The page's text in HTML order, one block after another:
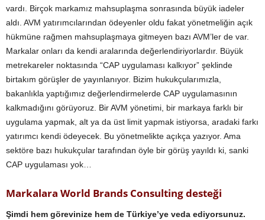
vardı. Birçok markamız mahsuplaşma sonrasında büyük iadeler
aldı. AVM yatırımcılarından ödeyenler oldu fakat yönetmeliğin açık
hükmüne rağmen mahsuplaşmaya gitmeyen bazı AVM’ler de var.
Markalar onları da kendi aralarında değerlendiriyorlardır. Büyük
metrekareler noktasında “CAP uygulaması kalkıyor” şeklinde
birtakım görüşler de yayınlanıyor. Bizim hukukçularımızla,
bakanlıkla yaptığımız değerlendirmelerde CAP uygulamasının
kalkmadığını görüyoruz. Bir AVM yönetimi, bir markaya farklı bir
uygulama yapmak, alt ya da üst limit yapmak istiyorsa, aradaki farkı
yatırımcı kendi ödeyecek. Bu yönetmelikte açıkça yazıyor. Ama
sektöre bazı hukukçular tarafından öyle bir görüş yayıldı ki, sanki
CAP uygulaması yok…
Markalara World Brands Consulting desteği
Şimdi hem görevinize hem de Türkiye’ye veda ediyorsunuz.